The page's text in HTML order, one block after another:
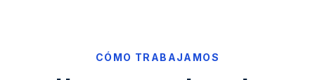
CÓMO TRABAJAMOS